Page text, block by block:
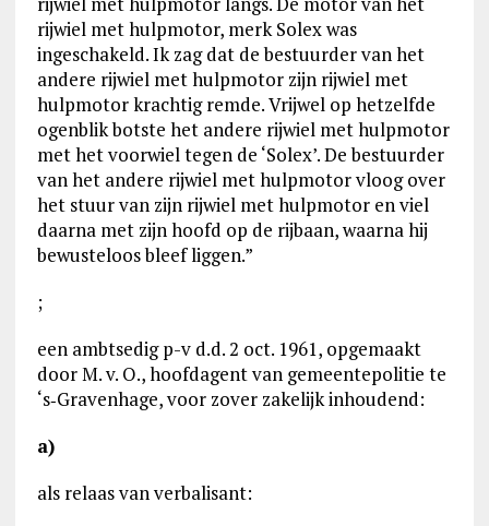
rijwiel met hulpmotor, merk Solex was
ingeschakeld. Ik zag dat de bestuurder van het
andere rijwiel met hulpmotor zijn rijwiel met
hulpmotor krachtig remde. Vrijwel op hetzelfde
ogenblik botste het andere rijwiel met hulpmotor
met het voorwiel tegen de ‘Solex’. De bestuurder
van het andere rijwiel met hulpmotor vloog over
het stuur van zijn rijwiel met hulpmotor en viel
daarna met zijn hoofd op de rijbaan, waarna hij
bewusteloos bleef liggen.”
;
een ambtsedig p-v d.d. 2 oct. 1961, opgemaakt
door M. v. O., hoofdagent van gemeentepolitie te
‘s‑Gravenhage, voor zover zakelijk inhoudend:
a)
als relaas van verbalisant: